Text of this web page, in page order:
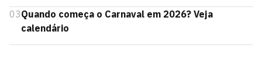
03Quando começa o Carnaval em 2026? Veja
calendário